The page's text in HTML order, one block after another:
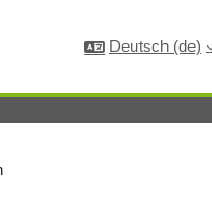
Deutsch ‎(de)‎